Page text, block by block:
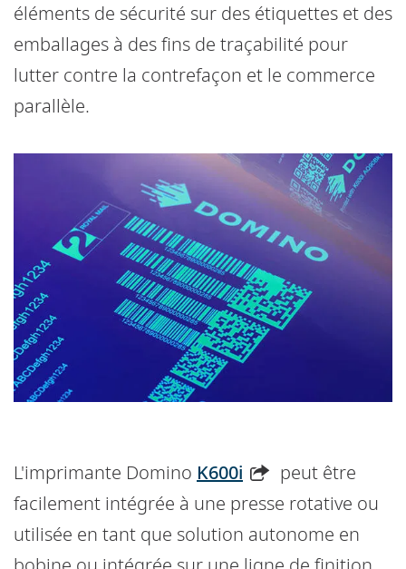
éléments de sécurité sur des étiquettes et des
emballages à des fins de traçabilité pour
lutter contre la contrefaçon et le commerce
parallèle.
L'imprimante Domino K600i
peut être
facilement intégrée à une presse rotative ou
utilisée en tant que solution autonome en